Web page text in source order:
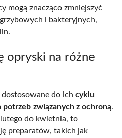
mogą znacząco zmniejszyć
i bakteryjnych,
opryski na różne
do ich cyklu
potrzeb związanych z ochroną.
do kwietnia, to
preparatów, takich jak